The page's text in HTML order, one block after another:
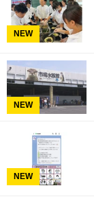
NEW
NEW
NEW